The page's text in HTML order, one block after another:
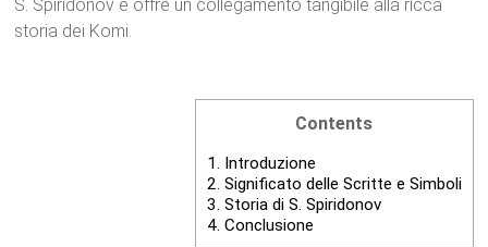
S. Spiridonov e offre un collegamento tangibile alla ricca
storia dei Komi.
Contents
1. Introduzione
2. Significato delle Scritte e Simboli
3. Storia di S. Spiridonov
4. Conclusione